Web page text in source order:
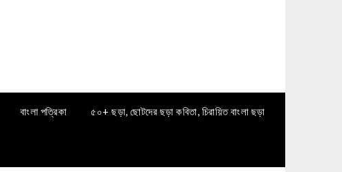
বাংলা পত্রিকা ৫০+ ছড়া, ছোটদের ছড়া কবিতা, চিরায়িত বাংলা ছড়া